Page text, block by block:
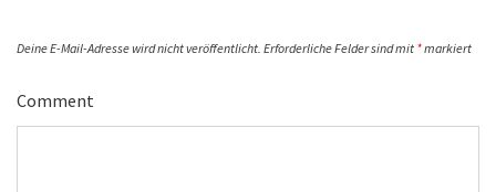
Deine E-Mail-Adresse wird nicht veröffentlicht. Erforderliche Felder sind mit *markiert
Comment